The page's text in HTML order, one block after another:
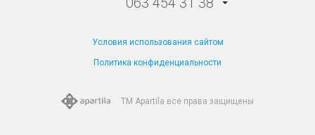
Условия использования сайтом
Политика конфиденциальности
TM Apartila все права защищены